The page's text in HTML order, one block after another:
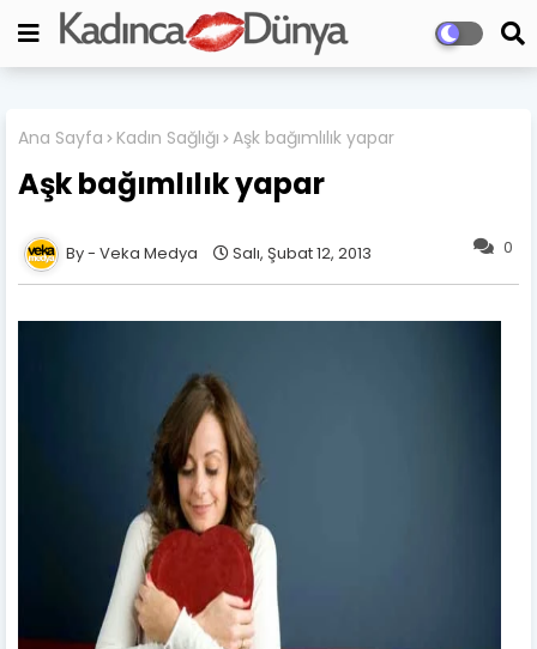
Ana Sayfa Kadın Sağlığı Aşk bağımlılık yapar
Aşk bağımlılık yapar
0
Veka Medya Salı, Şubat 12, 2013